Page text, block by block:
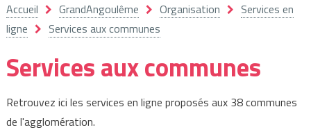
Accueil GrandAngoulême Organisation
Services en
ligne
Services aux communes
Services aux communes
Retrouvez ici les services en ligne proposés aux 38 communes
de l'agglomération.